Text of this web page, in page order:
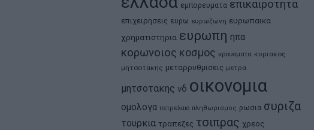
εμπορευματα επικαιροτητα
επιχειρησεις ευρω ευρωζωνη ευρωπαικα
χρηματιστηρια ευρωπη ηπα
κορωνοιος κοσμος κρουσματα κυριακος
μητσοτακης μεταρρυθμισεις μετρα
μητσοτακης νδ οικονομια
ομολογα πετρελαιο πληθωρισμος ρωσια συριζα
τουρκια τραπεζες τσιπρας χρεος